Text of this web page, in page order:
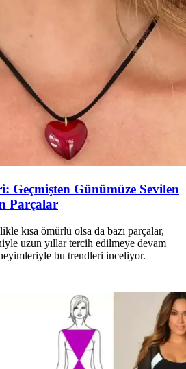
Geçmişten Günümüze Sevilen
Parçalar
kısa ömürlü olsa da bazı parçalar,
uzun yıllar tercih edilmeye devam
bu trendleri inceliyor.